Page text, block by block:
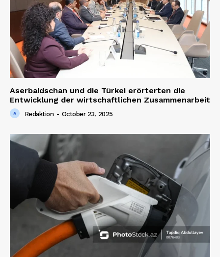
Aserbaidschan und die Türkei erörterten die
Entwicklung der wirtschaftlichen Zusammenarbeit
Redaktion - October 23, 2025